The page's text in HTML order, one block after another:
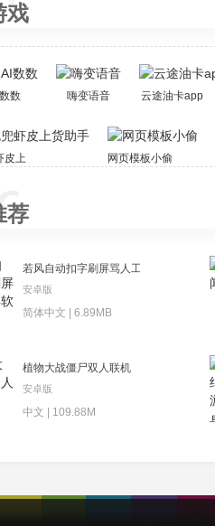
戏
数 嗨变语音 云途油卡app
上货助手 网页模板小偷
荐
若风自动扣字刷屏骂人工具软件
安卓版
简体中文 | 6.89MB
植物大战僵尸双人联机
安卓版
中文 | 109.88M